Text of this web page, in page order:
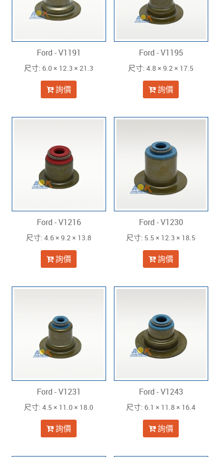
Ford - V1191
尺寸: 6.0 × 12.3 × 21.3
詢價
Ford - V1195
尺寸: 4.8 × 9.2 × 17.5
詢價
Ford - V1216
尺寸: 4.6 × 9.2 × 13.8
詢價
Ford - V1230
尺寸: 5.5 × 12.3 × 18.5
詢價
Ford - V1231
尺寸: 4.5 × 11.0 × 18.0
詢價
Ford - V1243
尺寸: 6.1 × 11.8 × 16.4
詢價